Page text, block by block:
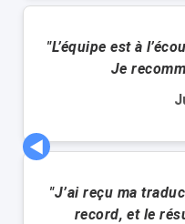
"L’équipe est à
Je
"J’ai reçu ma
record, et le
◀